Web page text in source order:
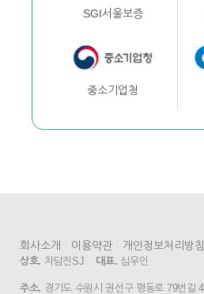
SGI서울보증
중소기업청
회사소개 이용약관 개인정보처리방침
상호. 차담진SJ 대표. 심우인
주소. 경기도 수원시 권선구 평동로 79번길